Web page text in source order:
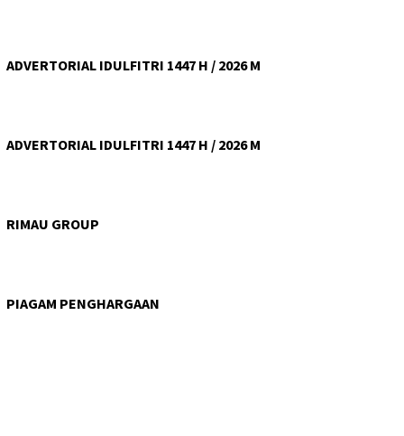
ADVERTORIAL IDULFITRI 1447 H / 2026 M
ADVERTORIAL IDULFITRI 1447 H / 2026 M
RIMAU GROUP
PIAGAM PENGHARGAAN